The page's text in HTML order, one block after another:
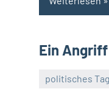
Ein
politisches
Guetti
Keine